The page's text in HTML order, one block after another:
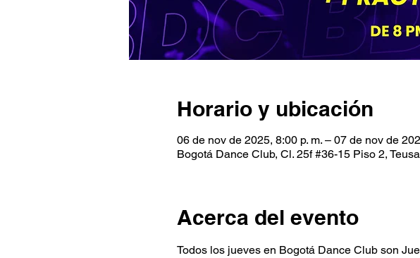
Horario y ubicación
06 de nov de 2025, 8:00 p. m. – 07 de nov de
Bogotá Dance Club, Cl. 25f #36-15 Piso 2,
Acerca del evento
Todos los jueves en Bogotá Dance Club son